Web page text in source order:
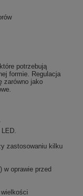
potrzebują
formie. Regulacja
zarówno jako
LED.
zastosowaniu kilku
w oprawie przed